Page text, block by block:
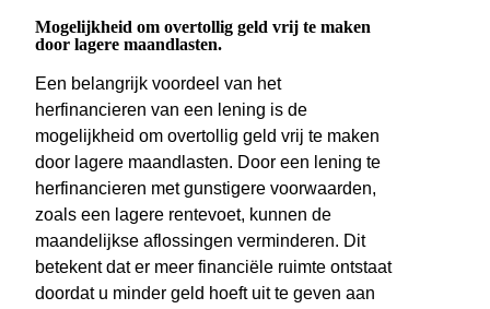
Mogelijkheid om overtollig geld vrij te maken
door lagere maandlasten.
Een belangrijk voordeel van het
herfinancieren van een lening is de
mogelijkheid om overtollig geld vrij te maken
door lagere maandlasten. Door een lening te
herfinancieren met gunstigere voorwaarden,
zoals een lagere rentevoet, kunnen de
maandelijkse aflossingen verminderen. Dit
betekent dat er meer financiële ruimte ontstaat
doordat u minder geld hoeft uit te geven aan